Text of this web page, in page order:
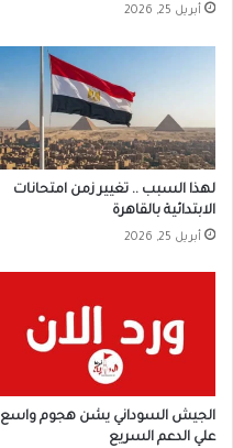
أبريل 25, 2026
لهذا السبب .. تغيير زمن امتحانات
الابتدائية بالقاهرة
أبريل 25, 2026
الجيش السوداني يشن هجوم واسع
علي الدعم السريع